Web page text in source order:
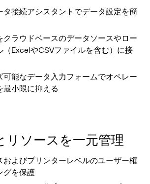
タ接続アシスタントでデータ設定を簡
クラウドベースのデータソースやロー
（ExcelやCSVファイルを含む）に接
可能なデータ入力フォームでオペレー
最小限に抑える
リソースを一元管理
およびプリンターレベルのユーザー権
グを保護